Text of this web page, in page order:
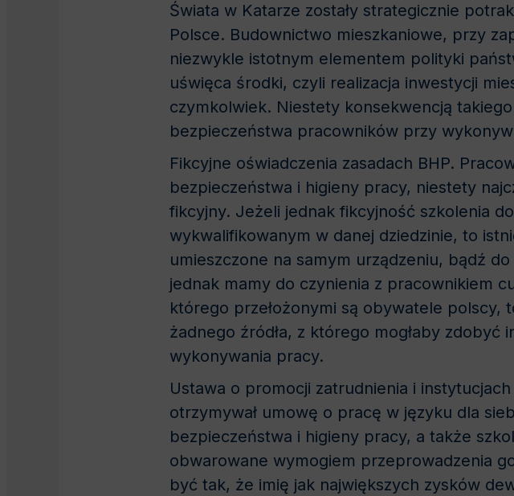
Świata w Katarze zostały strategicznie
Polsce. Budownictwo mieszkaniowe, przy
niezwykle istotnym elementem polityki
uświęca środki, czyli realizacja inwestycji
czymkolwiek. Niestety konsekwencją
bezpieczeństwa pracowników przy
Fikcyjne oświadczenia zasadach BHP.
bezpieczeństwa i higieny pracy, niestety
fikcyjny. Jeżeli jednak fikcyjność szkolenia
wykwalifikowanym w danej dziedzinie, to
umieszczone na samym urządzeniu, bądź
jednak mamy do czynienia z pracownikiem
którego przełożonymi są obywatele polscy,
żadnego źródła, z którego mogłaby zdobyć
wykonywania pracy.
Ustawa o promocji zatrudnienia i
otrzymywał umowę o pracę w języku dla
bezpieczeństwa i higieny pracy, a także
obwarowane wymogiem przeprowadzenia
być tak, że imię jak największych zysków